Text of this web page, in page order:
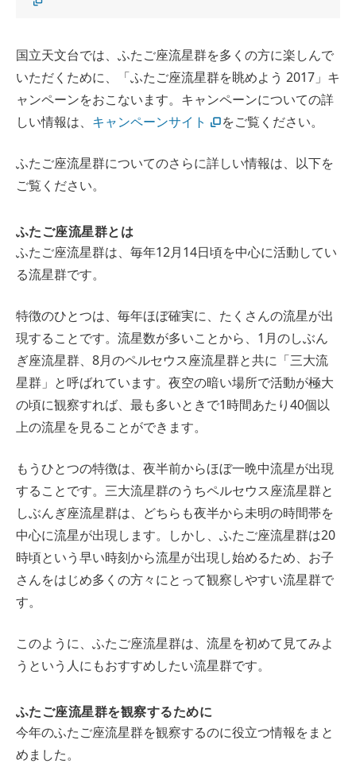
国立天文台では、ふたご座流星群を多くの方に楽しんで
いただくために、「ふたご座流星群を眺めよう 2017」キ
ャンペーンをおこないます。キャンペーンについての詳
しい情報は、 キャンペーンサイト をご覧ください。
ふたご座流星群についてのさらに詳しい情報は、以下を
ご覧ください。
ふたご座流星群とは
ふたご座流星群は、毎年12月14日頃を中心に活動してい
る流星群です。
特徴のひとつは、毎年ほぼ確実に、たくさんの流星が出
現することです。流星数が多いことから、1月のしぶん
ぎ座流星群、8月のペルセウス座流星群と共に「三大流
星群」と呼ばれています。夜空の暗い場所で活動が極大
の頃に観察すれば、最も多いときで1時間あたり40個以
上の流星を見ることができます。
もうひとつの特徴は、夜半前からほぼ一晩中流星が出現
することです。三大流星群のうちペルセウス座流星群と
しぶんぎ座流星群は、どちらも夜半から未明の時間帯を
中心に流星が出現します。しかし、ふたご座流星群は20
時頃という早い時刻から流星が出現し始めるため、お子
さんをはじめ多くの方々にとって観察しやすい流星群で
す。
このように、ふたご座流星群は、流星を初めて見てみよ
うという人にもおすすめしたい流星群です。
ふたご座流星群を観察するために
今年のふたご座流星群を観察するのに役立つ情報をまと
めました。